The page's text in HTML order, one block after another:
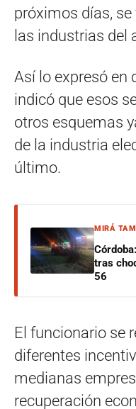
próximos días,
las industrias del
Así lo expresó en
indicó que esos
otros esquemas
de la industria
último.
MIRÁ
tras
56
El funcionario se
diferentes
medianas
recuperación